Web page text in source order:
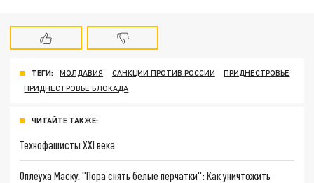
ТЕГИ: МОЛДАВИЯ САНКЦИИ ПРОТИВ РОССИИ
ПРИДНЕСТРОВЬЕ
ПРИДНЕСТРОВЬЕ БЛОКАДА
ЧИТАЙТЕ ТАКЖЕ:
Технофашисты XXI века
Оплеуха Маску. "Пора снять белые перчатки": Как уничтожить